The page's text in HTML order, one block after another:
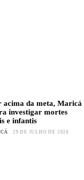
acima da meta, Maricá
investigar mortes
e infantis
29 DE JULHO DE 2026